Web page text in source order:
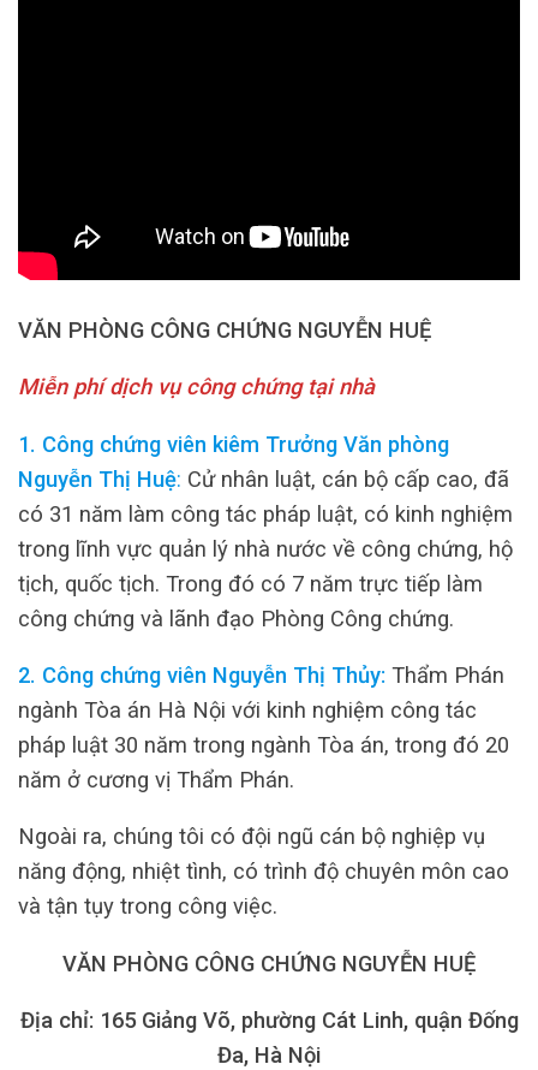
VĂN PHÒNG CÔNG CHỨNG NGUYỄN HUỆ
Miễn phí dịch vụ công chứng tại nhà
1. Công chứng viên kiêm Trưởng Văn phòng
Nguyễn Thị Huệ: Cử nhân luật, cán bộ cấp cao, đã
có 31 năm làm công tác pháp luật, có kinh nghiệm
trong lĩnh vực quản lý nhà nước về công chứng, hộ
tịch, quốc tịch. Trong đó có 7 năm trực tiếp làm
công chứng và lãnh đạo Phòng Công chứng.
2. Công chứng viên Nguyễn Thị Thủy: Thẩm Phán
ngành Tòa án Hà Nội với kinh nghiệm công tác
pháp luật 30 năm trong ngành Tòa án, trong đó 20
năm ở cương vị Thẩm Phán.
Ngoài ra, chúng tôi có đội ngũ cán bộ nghiệp vụ
năng động, nhiệt tình, có trình độ chuyên môn cao
và tận tụy trong công việc.
VĂN PHÒNG CÔNG CHỨNG NGUYỄN HUỆ
Địa chỉ: 165 Giảng Võ, phường Cát Linh, quận Đống
Đa, Hà Nội